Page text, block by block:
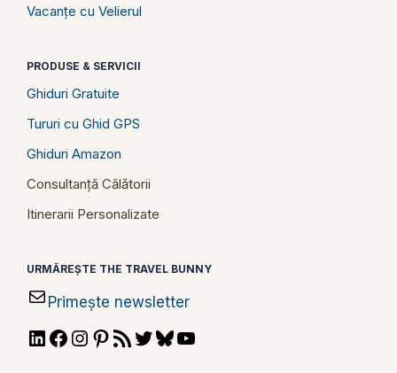
Vacanțe cu Velierul
PRODUSE & SERVICII
Ghiduri Gratuite
Tururi cu Ghid GPS
Ghiduri Amazon
Consultanță Călătorii
Itinerarii Personalizate
URMĂREȘTE THE TRAVEL BUNNY
Primește newsletter
LinkedIn
Facebook
Instagram
Pinterest
RSSTwitterBluesky